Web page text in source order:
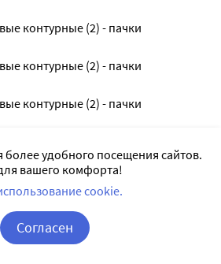
контурные (2) - пачки
контурные (2) - пачки
контурные (2) - пачки
- пачки картонные.
- пачки картонные.
инструкцией по применению в
удобного посещения сайтов.
вашего комфорта!
cookie.
Согласен